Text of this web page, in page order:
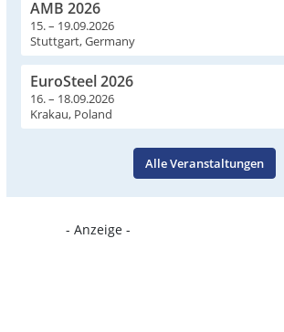
AMB 2026
15. – 19.09.2026
Stuttgart, Germany
EuroSteel 2026
16. – 18.09.2026
Krakau, Poland
Alle Veranstaltungen
- Anzeige -